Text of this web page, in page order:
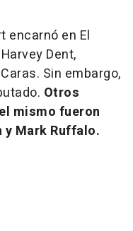
encarnó en El
Dent,
Sin embargo,
Otros
mismo fueron
y Mark Ruffalo.